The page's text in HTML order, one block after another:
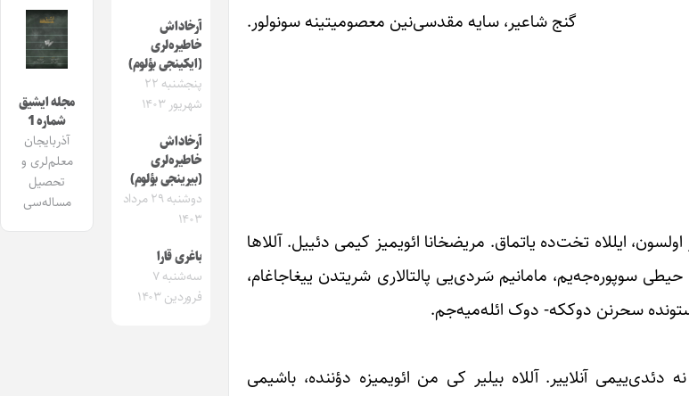
گنج شاعیر، سایه مقدسی‌نین معصومیتینه سونولور.
ایللاه تخت‌ده یاتماق. مریضخانا ائویمیز کیمی دئییل. آللاها
سوپوره‌جه‌یم، مامانیم سَردی‌یی پالتالاری شریتدن ییغاجاغام،
سحرنن دوککه- دوک ائله‌میه‌جم.
آنلاییر. آللاه بیلیر کی من ائویمیزه دؤننده، باشیمی
آرخاداش
خاطیره‌لری
(ایکینجی بؤلوم)
پنجشنبه ۲۲
شهریور ۱۴۰۳
آرخاداش
خاطیره‌لری
(بیرینجی بؤلوم)
دوشنبه ۲۹ مرداد
۱۴۰۳
باغری قارا
سه‌شنبه ۷
فروردین ۱۴۰۳
مجله ایشیق
شماره 1
آذربایجان
معلم‌لری و
تحصیل
مساله‌سی